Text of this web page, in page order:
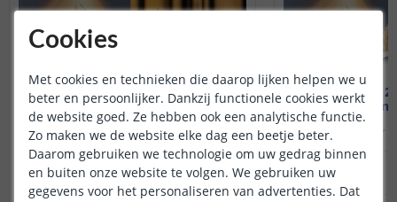
Solar up-down light Sverre
Warm wit - Recht
(457 reviews
OP VOORRAAD 39,95
Voordeelset
Up-down
OP VOORRAAD
Cookies
Met cookies en technieken die daarop lijken helpen we u
beter en persoonlijker. Dankzij functionele cookies werkt
de website goed. Ze hebben ook een analytische functie.
Zo maken we de website elke dag een beetje beter.
Daarom gebruiken we technologie om uw gedrag binnen
en buiten onze website te volgen. We gebruiken uw
gegevens voor het personaliseren van advertenties. Dat